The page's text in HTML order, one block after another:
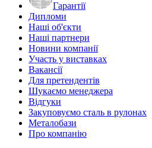
Гарантії
Дипломи
Наші об'єкти
Наші партнери
Новини компанії
Участь у виставках
Вакансії
Для претендентів
Шукаємо менеджера
Відгуки
Закуповуємо сталь в рулонах
Металобази
Про компанію